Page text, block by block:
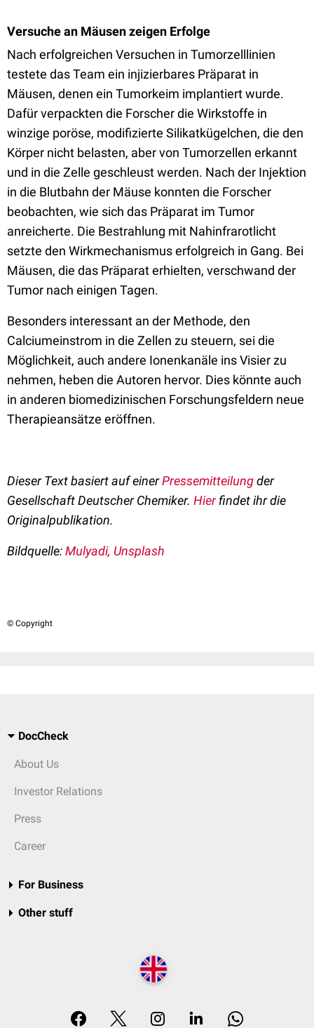
Versuche an Mäusen zeigen Erfolge
Nach erfolgreichen Versuchen in Tumorzelllinien
testete das Team ein injizierbares Präparat in
Mäusen, denen ein Tumorkeim implantiert wurde.
Dafür verpackten die Forscher die Wirkstoffe in
winzige poröse, modifizierte Silikatkügelchen, die den
Körper nicht belasten, aber von Tumorzellen erkannt
und in die Zelle geschleust werden. Nach der Injektion
in die Blutbahn der Mäuse konnten die Forscher
beobachten, wie sich das Präparat im Tumor
anreicherte. Die Bestrahlung mit Nahinfrarotlicht
setzte den Wirkmechanismus erfolgreich in Gang. Bei
Mäusen, die das Präparat erhielten, verschwand der
Tumor nach einigen Tagen.
Besonders interessant an der Methode, den
Calciumeinstrom in die Zellen zu steuern, sei die
Möglichkeit, auch andere Ionenkanäle ins Visier zu
nehmen, heben die Autoren hervor. Dies könnte auch
in anderen biomedizinischen Forschungsfeldern neue
Therapieansätze eröffnen.
Dieser Text basiert auf einerPressemitteilungder
Gesellschaft Deutscher Chemiker. Hierfindet ihr die
Originalpublikation.
Bildquelle:Mulyadi, Unsplash
© Copyright
DocCheck
About Us
Investor Relations
Press
Career
For Business
Other stuff